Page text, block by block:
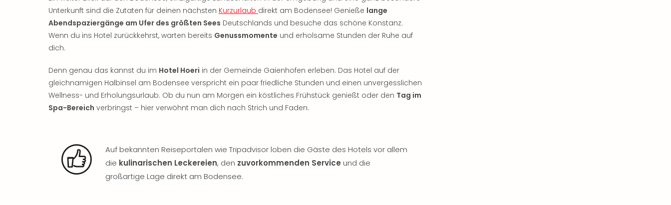
Unterkunft sind die Zutaten für deinen nächsten Kurzurlaub direkt am Bodensee! Genieße lange
Abendspaziergänge am Ufer des größten Sees Deutschlands und besuche das schöne Konstanz.
Wenn du ins Hotel zurückkehrst, warten bereits Genussmomente und erholsame Stunden der Ruhe auf
dich.
Denn genau das kannst du im Hotel Hoeri in der Gemeinde Gaienhofen erleben. Das Hotel auf der
gleichnamigen Halbinsel am Bodensee verspricht ein paar friedliche Stunden und einen unvergesslichen
Wellness- und Erholungsurlaub. Ob du nun am Morgen ein köstliches Frühstück genießt oder den Tag im
Spa-Bereich verbringst – hier verwöhnt man dich nach Strich und Faden.
Auf bekannten Reiseportalen wie Tripadvisor loben die Gäste des Hotels vor allem
die kulinarischen Leckereien, den zuvorkommenden Service und die
großartige Lage direkt am Bodensee.